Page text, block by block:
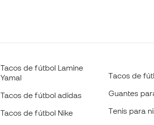
Tacos de fútbol Lamine
Yamal
Tacos de fútbol adidas
Tacos de fútbol Nike
Tacos de
Guantes
Tenis para